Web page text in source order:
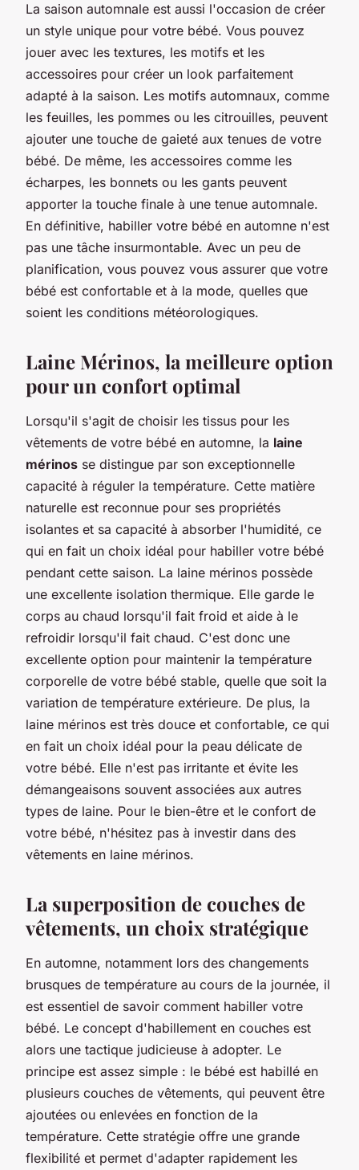
La saison automnale est aussi l'occasion de créer
un style unique pour votre bébé. Vous pouvez
jouer avec les textures, les motifs et les
accessoires pour créer un look parfaitement
adapté à la saison. Les motifs automnaux, comme
les feuilles, les pommes ou les citrouilles, peuvent
ajouter une touche de gaieté aux tenues de votre
bébé. De même, les accessoires comme les
écharpes, les bonnets ou les gants peuvent
apporter la touche finale à une tenue automnale.
En définitive, habiller votre bébé en automne n'est
pas une tâche insurmontable. Avec un peu de
planification, vous pouvez vous assurer que votre
bébé est confortable et à la mode, quelles que
soient les conditions météorologiques.
Laine Mérinos, la meilleure option
pour un confort optimal
Lorsqu'il s'agit de choisir les tissus pour les
vêtements de votre bébé en automne, la laine
mérinos se distingue par son exceptionnelle
capacité à réguler la température. Cette matière
naturelle est reconnue pour ses propriétés
isolantes et sa capacité à absorber l'humidité, ce
qui en fait un choix idéal pour habiller votre bébé
pendant cette saison. La laine mérinos possède
une excellente isolation thermique. Elle garde le
corps au chaud lorsqu'il fait froid et aide à le
refroidir lorsqu'il fait chaud. C'est donc une
excellente option pour maintenir la température
corporelle de votre bébé stable, quelle que soit la
variation de température extérieure. De plus, la
laine mérinos est très douce et confortable, ce qui
en fait un choix idéal pour la peau délicate de
votre bébé. Elle n'est pas irritante et évite les
démangeaisons souvent associées aux autres
types de laine. Pour le bien-être et le confort de
votre bébé, n'hésitez pas à investir dans des
vêtements en laine mérinos.
La superposition de couches de
vêtements, un choix stratégique
En automne, notamment lors des changements
brusques de température au cours de la journée, il
est essentiel de savoir comment habiller votre
bébé. Le concept d'habillement en couches est
alors une tactique judicieuse à adopter. Le
principe est assez simple : le bébé est habillé en
plusieurs couches de vêtements, qui peuvent être
ajoutées ou enlevées en fonction de la
température. Cette stratégie offre une grande
flexibilité et permet d'adapter rapidement les